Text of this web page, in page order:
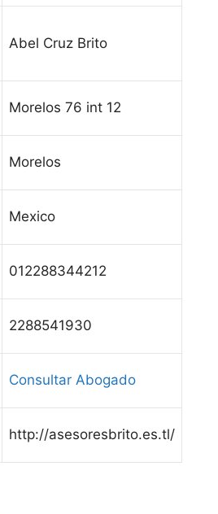
Abel Cruz Brito
Morelos 76 int 12
Morelos
Mexico
012288344212
2288541930
Consultar Abogado
http://asesoresbrito.es.tl/